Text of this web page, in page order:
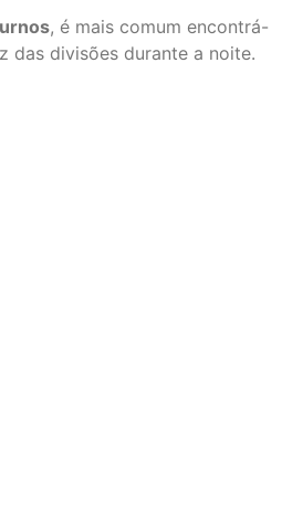
, é mais comum encontrá-
das divisões durante a noite.